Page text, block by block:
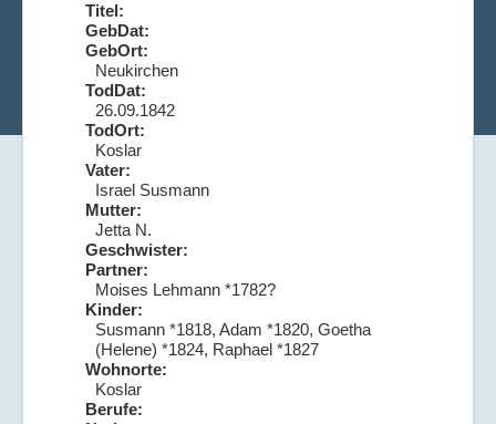
Titel:
GebDat:
GebOrt:
Neukirchen
TodDat:
26.09.1842
TodOrt:
Koslar
Vater:
Israel Susmann
Mutter:
Jetta N.
Geschwister:
Partner:
Moises Lehmann *1782?
Kinder:
Susmann *1818, Adam *1820, Goetha
(Helene) *1824, Raphael *1827
Wohnorte:
Koslar
Berufe: